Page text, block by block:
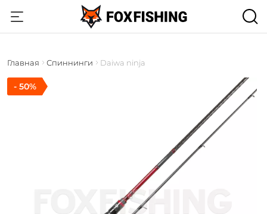
Главная Спиннинги Daiwa ninja
- 50%